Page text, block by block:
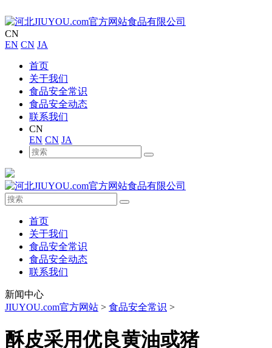
CN
EN CN JA
首页
关于我们
食品安全常识
食品安全动态
联系我们
CN
EN CN JA
首页
关于我们
食品安全常识
食品安全动态
联系我们
新闻中心
JIUYOU.com官方网站 > 食品安全常识 >
酥皮采用优良黄油或猪